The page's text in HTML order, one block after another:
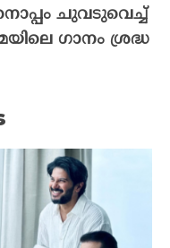
ചുവടുവെച്ച്
ഗാനം ശ്രദ്ധ